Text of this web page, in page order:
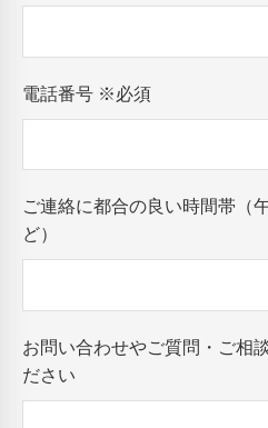
電話番号 ※必須
ご連絡に都合の良い時間帯（
ど）
お問い合わせやご質問・ご相
ださい